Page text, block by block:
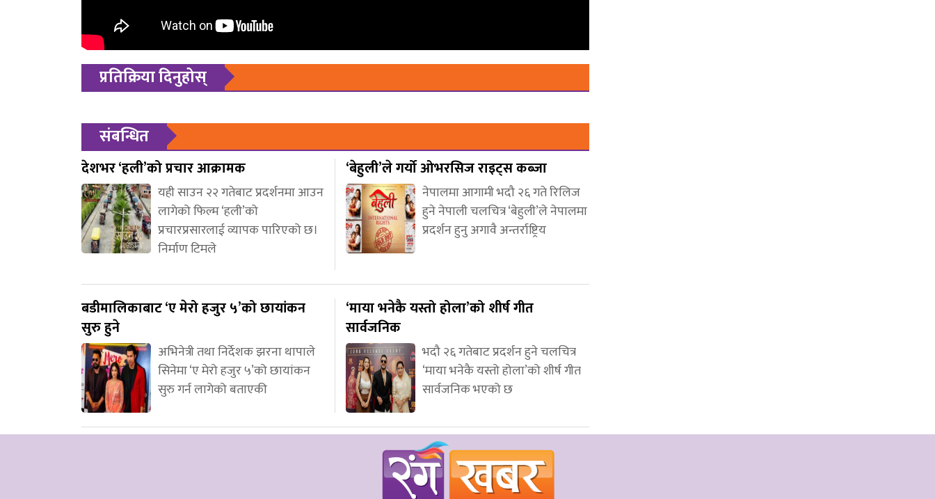
प्रतिक्रिया दिनुहोस्
संबन्धित
देशभर ‘हली’को प्रचार आक्रामक
यही साउन २२ गतेबाट प्रदर्शनमा आउन
लागेको फिल्म ‘हली’को
प्रचारप्रसारलाई व्यापक पारिएको छ।
निर्माण टिमले
‘बेहुली’ले गर्यो ओभरसिज राइट्स कब्जा
नेपालमा आगामी भदौ २६ गते रिलिज
हुने नेपाली चलचित्र ‘बेहुली’ले नेपालमा
प्रदर्शन हुनु अगावै अन्तर्राष्ट्रिय
बडीमालिकाबाट ‘ए मेरो हजुर ५’को छायांकन
सुरु हुने
अभिनेत्री तथा निर्देशक झरना थापाले
सिनेमा ‘ए मेरो हजुर ५’को छायांकन
सुरु गर्न लागेको बताएकी
‘माया भनेकै यस्तो होला’को शीर्ष गीत
सार्वजनिक
भदौ २६ गतेबाट प्रदर्शन हुने चलचित्र
‘माया भनेकै यस्तो होला’को शीर्ष गीत
सार्वजनिक भएको छ